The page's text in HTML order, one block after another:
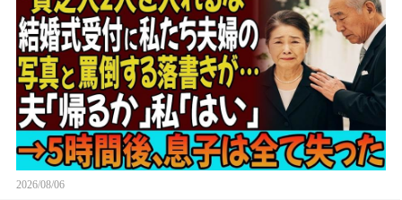
後、息子は全てを失う結末を迎えた
2026/08/06